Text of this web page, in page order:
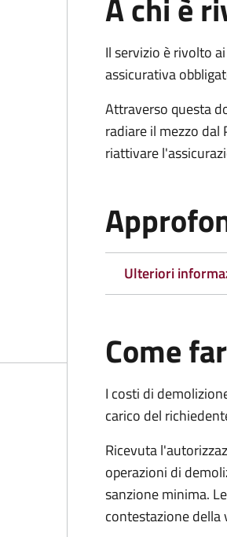
A chi è
Il servizio è rivolto
assicurativa
Attraverso questa
radiare il mezzo dal
riattivare
Ulteriori
Come
I costi di
carico del
Ricevuta
operazioni di
sanzione minima.
contestazione della